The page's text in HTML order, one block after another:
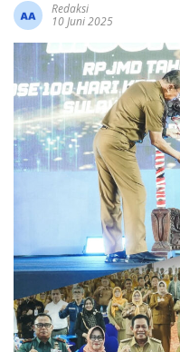
Redaksi
10 Juni 2025